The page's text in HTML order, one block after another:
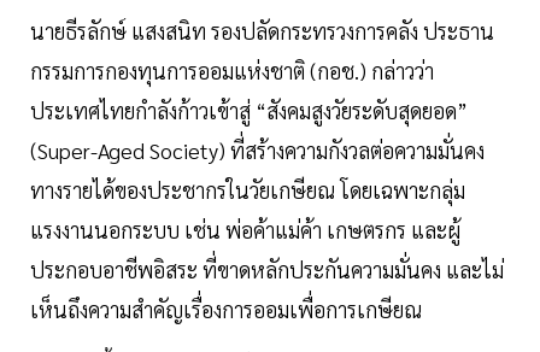
นายธีรลักษ์ แสงสนิท รองปลัดกระทรวงการคลัง ประธาน
กรรมการกองทุนการออมแห่งชาติ (กอช.) กล่าวว่า
ประเทศไทยกำลังก้าวเข้าสู่ “สังคมสูงวัยระดับสุดยอด”
(Super-Aged Society) ที่สร้างความกังวลต่อความมั่นคง
ทางรายได้ของประชากรในวัยเกษียณ โดยเฉพาะกลุ่ม
แรงงานนอกระบบ เช่น พ่อค้าแม่ค้า เกษตรกร และผู้
ประกอบอาชีพอิสระ ที่ขาดหลักประกันความมั่นคง และไม่
เห็นถึงความสำคัญเรื่องการออมเพื่อการเกษียณ